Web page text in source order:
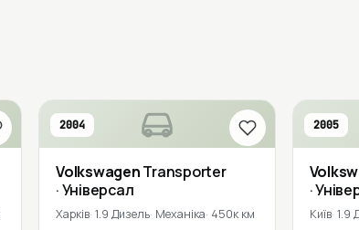
2004
VolkswagenTransporter
· Універсал
Харків 1.9 Дизель Механіка 450к км
2005
·
Київ 1.9